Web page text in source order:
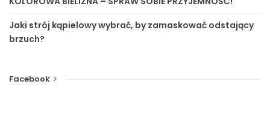
Jaki strój kąpielowy wybrać, by zamaskować odstający
brzuch?
Facebook